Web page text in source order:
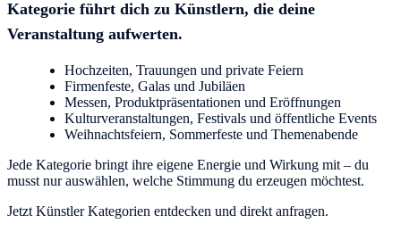
Kategorie führt dich zu Künstlern, die deine
Veranstaltung aufwerten.
Hochzeiten, Trauungen und private Feiern
Firmenfeste, Galas und Jubiläen
Messen, Produktpräsentationen und Eröffnungen
Kulturveranstaltungen, Festivals und öffentliche Events
Weihnachtsfeiern, Sommerfeste und Themenabende
Jede Kategorie bringt ihre eigene Energie und Wirkung mit – du
musst nur auswählen, welche Stimmung du erzeugen möchtest.
Jetzt Künstler Kategorien entdecken und direkt anfragen.